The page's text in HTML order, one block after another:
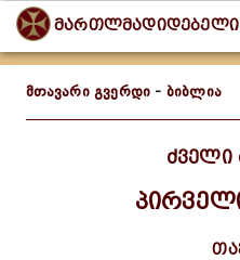
მთავარი გვერდი - ბიბლია
ძველი